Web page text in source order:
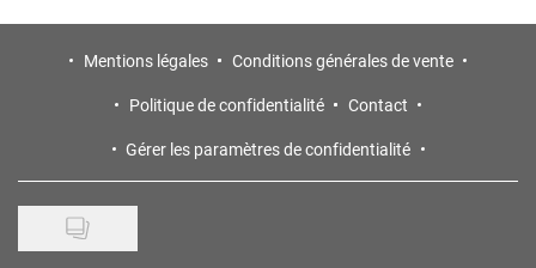
Mentions légales
Conditions générales de vente
Politique de confidentialité
Contact
Gérer les paramètres de confidentialité